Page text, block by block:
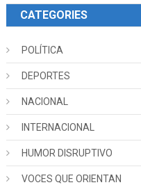
CATEGORIES
POLÍTICA
DEPORTES
NACIONAL
INTERNACIONAL
HUMOR DISRUPTIVO
VOCES QUE ORIENTAN